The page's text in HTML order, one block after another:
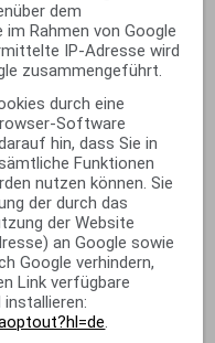
dem
im Rahmen von Google
IP-Adresse wird
zusammengeführt.
durch eine
Software
hin, dass Sie in
Funktionen
nutzen können. Sie
der durch das
der Website
an Google sowie
Google verhindern,
Link verfügbare
.